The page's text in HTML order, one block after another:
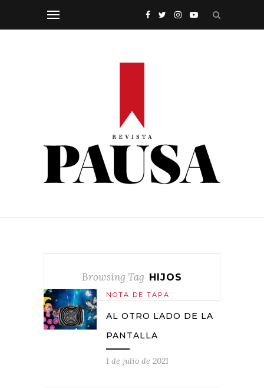
Browsing Tag HIJOS
NOTA DE TAPA
AL OTRO LADO DE LA
PANTALLA
1 de julio de 2021